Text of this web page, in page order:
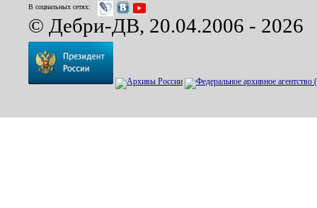
В социальных сетях:
© Дебри-ДВ, 20.04.2006 - 2026